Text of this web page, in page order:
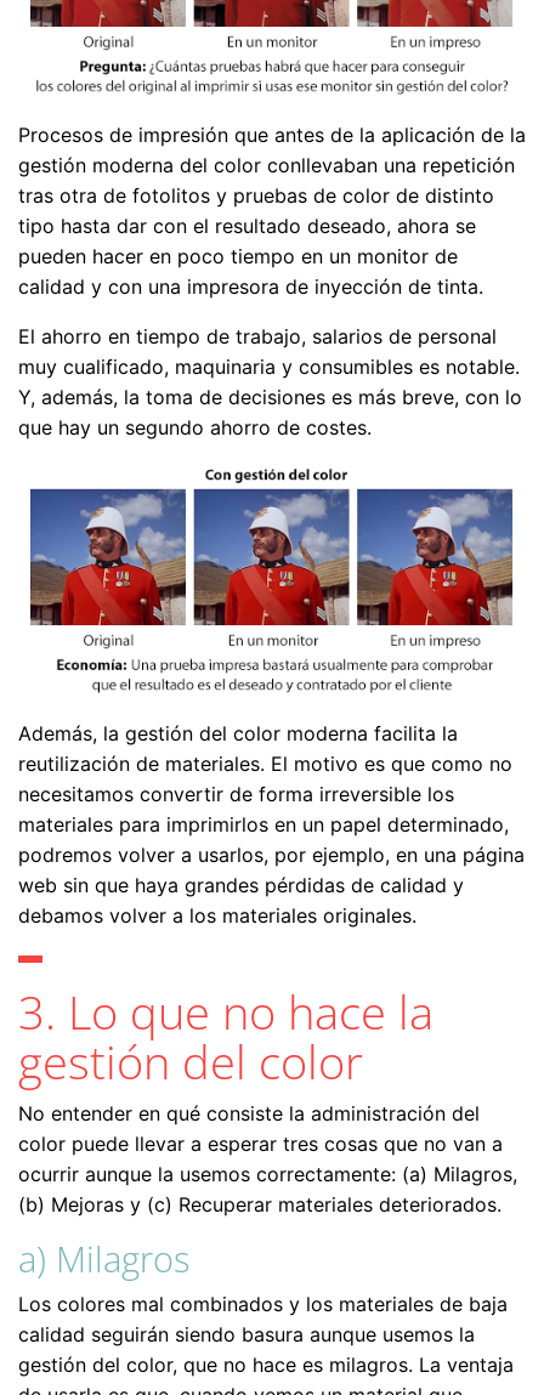
Procesos de impresión que antes de la aplicación de la
gestión moderna del color conllevaban una repetición
tras otra de fotolitos y pruebas de color de distinto
tipo hasta dar con el resultado deseado, ahora se
pueden hacer en poco tiempo en un monitor de
calidad y con una impresora de inyección de tinta.
El ahorro en tiempo de trabajo, salarios de personal
muy cualificado, maquinaria y consumibles es notable.
Y, además, la toma de decisiones es más breve, con lo
que hay un segundo ahorro de costes.
Además, la gestión del color moderna facilita la
reutilización de materiales. El motivo es que como no
necesitamos convertir de forma irreversible los
materiales para imprimirlos en un papel determinado,
podremos volver a usarlos, por ejemplo, en una página
web sin que haya grandes pérdidas de calidad y
debamos volver a los materiales originales.
3. Lo que no hace la
gestión del color
No entender en qué consiste la administración del
color puede llevar a esperar tres cosas que no van a
ocurrir aunque la usemos correctamente: (a) Milagros,
(b) Mejoras y (c) Recuperar materiales deteriorados.
a) Milagros
Los colores mal combinados y los materiales de baja
calidad seguirán siendo basura aunque usemos la
gestión del color, que no hace es milagros. La ventaja